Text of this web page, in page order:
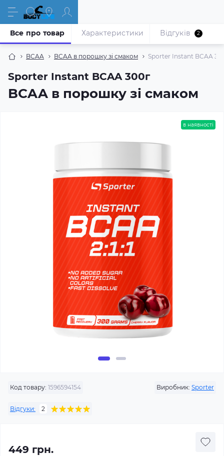
BCAA BCAA в порошку зі смаком Sporter Instant BCAA
Sporter Instant BCAA 300г
BCAA в порошку зі смаком
Все про товар Характеристики Відгуків 2
в наявності
Код товару: 1596594154 Виробник: Sporter
Відгуки: 2
449 грн.